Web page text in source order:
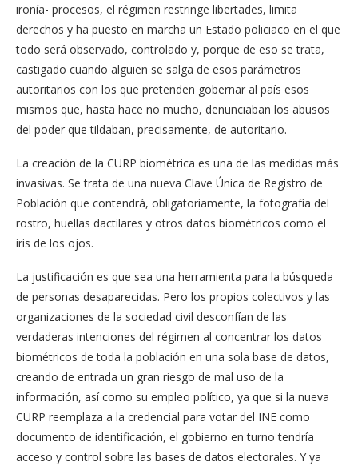
ironía- procesos, el régimen restringe libertades, limita
derechos y ha puesto en marcha un Estado policiaco en el que
todo será observado, controlado y, porque de eso se trata,
castigado cuando alguien se salga de esos parámetros
autoritarios con los que pretenden gobernar al país esos
mismos que, hasta hace no mucho, denunciaban los abusos
del poder que tildaban, precisamente, de autoritario.
La creación de la CURP biométrica es una de las medidas más
invasivas. Se trata de una nueva Clave Única de Registro de
Población que contendrá, obligatoriamente, la fotografía del
rostro, huellas dactilares y otros datos biométricos como el
iris de los ojos.
La justificación es que sea una herramienta para la búsqueda
de personas desaparecidas. Pero los propios colectivos y las
organizaciones de la sociedad civil desconfían de las
verdaderas intenciones del régimen al concentrar los datos
biométricos de toda la población en una sola base de datos,
creando de entrada un gran riesgo de mal uso de la
información, así como su empleo político, ya que si la nueva
CURP reemplaza a la credencial para votar del INE como
documento de identificación, el gobierno en turno tendría
acceso y control sobre las bases de datos electorales. Y ya